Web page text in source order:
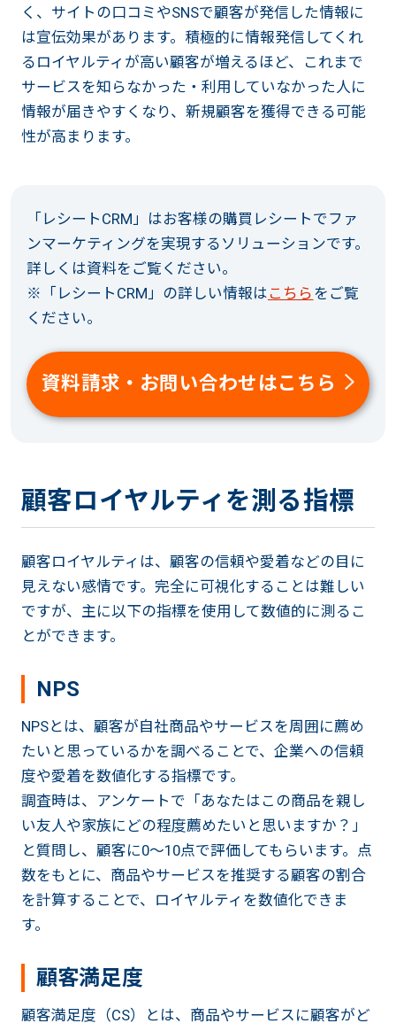
く、サイトの口コミやSNSで顧客が発信した情報に
は宣伝効果があります。積極的に情報発信してくれ
るロイヤルティが高い顧客が増えるほど、これまで
サービスを知らなかった・利用していなかった人に
情報が届きやすくなり、新規顧客を獲得できる可能
性が高まります。
「レシートCRM」はお客様の購買レシートでファ
ンマーケティングを実現するソリューションです。
詳しくは資料をご覧ください。
※「レシートCRM」の詳しい情報は こちら をご覧
ください。
資料請求・お問い合わせはこちら
顧客ロイヤルティを測る指標
顧客ロイヤルティは、顧客の信頼や愛着などの目に
見えない感情です。完全に可視化することは難しい
ですが、主に以下の指標を使用して数値的に測るこ
とができます。
NPS
NPSとは、顧客が自社商品やサービスを周囲に薦め
たいと思っているかを調べることで、企業への信頼
度や愛着を数値化する指標です。
調査時は、アンケートで「あなたはこの商品を親し
い友人や家族にどの程度薦めたいと思いますか？」
と質問し、顧客に0～10点で評価してもらいます。点
数をもとに、商品やサービスを推奨する顧客の割合
を計算することで、ロイヤルティを数値化できま
す。
顧客満足度
顧客満足度（CS）とは、商品やサービスに顧客がど